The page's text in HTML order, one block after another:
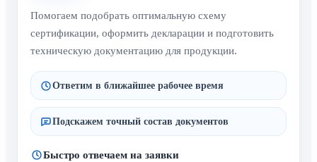
Помогаем подобрать оптимальную схему
сертификации, оформить декларации и подготовить
техническую документацию для продукции.
Ответим в ближайшее рабочее время
Подскажем точный состав документов
Быстро отвечаем на заявки